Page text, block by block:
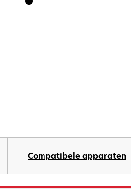
Compatibele apparaten